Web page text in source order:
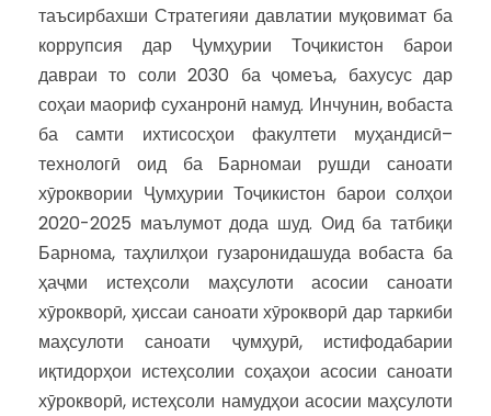
таъсирбахши Стратегияи давлатии муқовимат ба
коррупсия дар Ҷумҳурии Тоҷикистон барои
давраи то соли 2030 ба ҷомеъа, бахусус дар
соҳаи маориф суханронӣ намуд. Инчунин, вобаста
ба самти ихтисосҳои факултети муҳандисӣ–
технологӣ оид ба Барномаи рушди саноати
хӯроквории Ҷумҳурии Тоҷикистон барои солҳои
2020-2025 маълумот дода шуд. Оид ба татбиқи
Барнома, таҳлилҳои гузаронидашуда вобаста ба
ҳаҷми истеҳсоли маҳсулоти асосии саноати
хӯрокворӣ, ҳиссаи саноати хӯрокворӣ дар таркиби
маҳсулоти саноати ҷумҳурӣ, истифодабарии
иқтидорҳои истеҳсолии соҳаҳои асосии саноати
хӯрокворӣ, истеҳсоли намудҳои асосии маҳсулоти